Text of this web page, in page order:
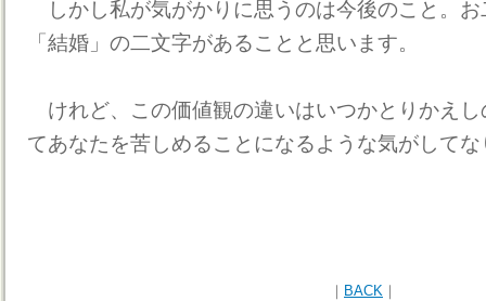
しかし私が気がかりに思うのは今後のこと。
「結婚」の二文字があることと思います。
けれど、この価値観の違いはいつかとりかえ
てあなたを苦しめることになるような気がして
｜ BACK ｜